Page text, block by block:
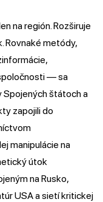
na región. Rozširuje
Rovnaké metódy,
— sa
Spojených štátoch a
zapojili do
manipulácie na
útok
na Rusko,
USA a sietí kritickej